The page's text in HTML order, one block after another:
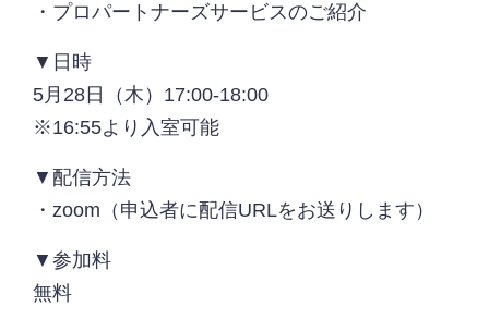
・プロパートナーズサービスのご紹介
▼日時
5月28日（木）17:00-18:00
※16:55より入室可能
▼配信方法
・zoom（申込者に配信URLをお送りします）
▼参加料
無料